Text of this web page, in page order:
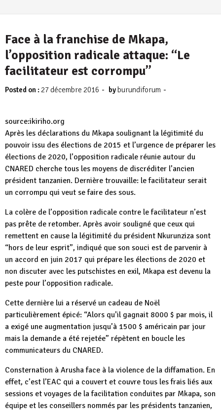
Face à la franchise de Mkapa,
l’opposition radicale attaque: “Le
facilitateur est corrompu”
Posted on : 27 décembre 2016 - by burundiforum -
source:ikiriho.org
Après les déclarations du Mkapa soulignant la légitimité du
pouvoir issu des élections de 2015 et l’urgence de préparer les
élections de 2020, l’opposition radicale réunie autour du
CNARED cherche tous les moyens de discréditer l’ancien
président tanzanien. Dernière trouvaille: le facilitateur serait
un corrompu qui veut se faire des sous.
La colère de l’opposition radicale contre le facilitateur n’est
pas prête de retomber. Après avoir souligné que ceux qui
remettent en cause la légitimité du président Nkurunziza sont
“hors de leur esprit”, indiqué que son souci est de parvenir à
un accord en juin 2017 qui prépare les élections de 2020 et
non discuter avec les putschistes en exil, Mkapa est devenu la
peste pour l’opposition radicale.
Cette dernière lui a réservé un cadeau de Noël
particulièrement épicé: “Alors qu’il gagnait 8000 $ par mois, il
a exigé une augmentation jusqu’à 1500 $ américain par jour
mais la demande a été rejetée” répètent en boucle les
communicateurs du CNARED.
Consternation à Arusha face à la violence de la diffamation. En
effet, c’est l’EAC qui a couvert et couvre tous les frais liés aux
sessions et voyages de la facilitation conduites par Mkapa, son
équipe et les conseillers nommés par les présidents tanzanien,